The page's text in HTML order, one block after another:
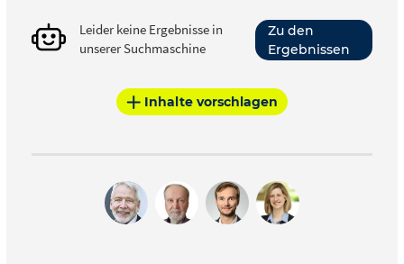
Leider keine Ergebnisse in
unserer Suchmaschine
Zu den
Ergebnissen
Inhalte vorschlagen